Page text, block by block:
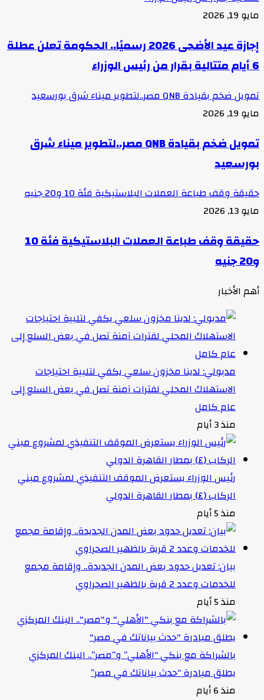
مايو 19, 2026
إجازة عيد الأضحى 2026 رسميًا.. الحكومة تعلن عطلة
6 أيام متتالية بقرار من رئيس الوزراء
تمويل ضخم بقيادة QNB مصر..لتطوير ميناء شرق بورسعيد
مايو 19, 2026
تمويل ضخم بقيادة QNB مصر..لتطوير ميناء شرق
بورسعيد
حقيقة وقف طباعة العملات البلاستيكية فئة 10 و20 جنيه
مايو 13, 2026
حقيقة وقف طباعة العملات البلاستيكية فئة 10
و20 جنيه
أهم الأخبار
مدبولي: لدينا مخزون سلعي يكفي لتلبية احتياجات
الاستهلاك المحلي لفترات آمنة تصل في بعض السلع إلى
عام كامل
منذ 3 أيام
رئيس الوزراء يستعرض الموقف التنفيذي لمشروع مبني
الركاب (٤) بمطار القاهرة الدولي
منذ 5 أيام
بيان: تعديل حدود بعض المدن الجديدة.. وإقامة مجمع
للخدمات وعدد 2 قرية بالظهير الصحراوي
منذ 5 أيام
بالشراكة مع بنكي “الأهلي” و”مصر”.. البنك المركزي
يطلق مبادرة “حدث بياناتك في مصر”
منذ 6 أيام